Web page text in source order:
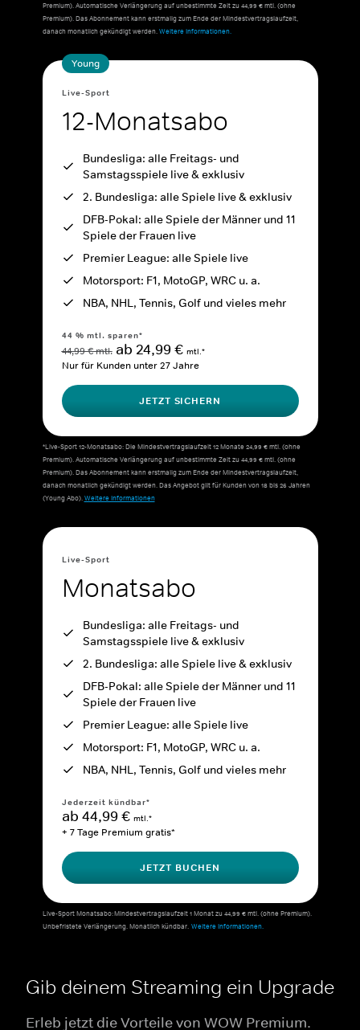
Premium). Automatische Verlängerung auf unbestimmte Zeit zu 44,99 € mtl. (ohne
Premium). Das Abonnement kann erstmalig zum Ende der Mindestvertragslaufzeit,
danach monatlich gekündigt werden.Weitere Informationen.
Young
Live-Sport
12-Monatsabo
Bundesliga: alle Freitags- und
Samstagsspiele live & exklusiv
2. Bundesliga: alle Spiele live & exklusiv
DFB-Pokal: alle Spiele der Männer und 11
Spiele der Frauen live
Premier League: alle Spiele live
Motorsport: F1, MotoGP, WRC u. a.
NBA, NHL, Tennis, Golf und vieles mehr
44 % mtl. sparen*
44,99 € mtl. ab 24,99 € mtl.*
Nur für Kunden unter 27 Jahre
JETZT SICHERN
*Live-Sport 12-Monatsabo: Die Mindestvertragslaufzeit 12 Monate 24,99 € mtl. (ohne
Premium). Automatische Verlängerung auf unbestimmte Zeit zu 44,99 € mtl. (ohne
Premium). Das Abonnement kann erstmalig zum Ende der Mindestvertragslaufzeit,
danach monatlich gekündigt werden. Das Angebot gilt für Kunden von 18 bis 26 Jahren
(Young Abo).Weitere Informationen
Live-Sport
Monatsabo
Bundesliga: alle Freitags- und
Samstagsspiele live & exklusiv
2. Bundesliga: alle Spiele live & exklusiv
DFB-Pokal: alle Spiele der Männer und 11
Spiele der Frauen live
Premier League: alle Spiele live
Motorsport: F1, MotoGP, WRC u. a.
NBA, NHL, Tennis, Golf und vieles mehr
Jederzeit kündbar*
ab 44,99 € mtl.*
+ 7 Tage Premium gratis*
JETZT BUCHEN
Live-Sport Monatsabo: Mindestvertragslaufzeit 1 Monat zu 44,99 € mtl. (ohne Premium).
Unbefristete Verlängerung. Monatlich kündbar. Weitere Informationen.
Gib deinem Streaming ein Upgrade
Erleb jetzt die Vorteile von WOW Premium.